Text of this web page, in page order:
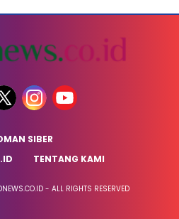
SIBER
TENTANG KAMI
- ALL RIGHTS RESERVED